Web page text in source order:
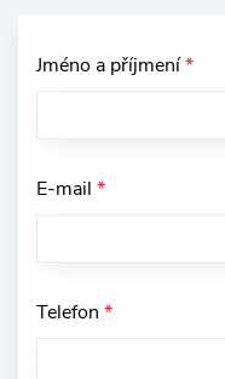
Jméno a příjmení*
E-mail *
Telefon *